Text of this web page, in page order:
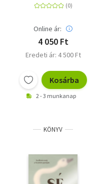
Online ár:
4 050 Ft
Eredeti ár: 4 500 Ft
Kosárba
2 - 3 munkanap
KÖNYV